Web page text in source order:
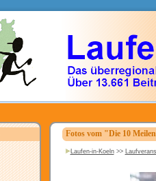
Fotos vom "Die 10
Laufen-in-Koeln>>